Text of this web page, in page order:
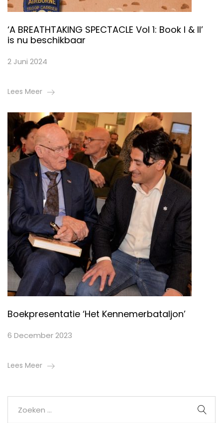
‘A BREATHTAKING SPECTACLE Vol 1: Book I & II’
is nu beschikbaar
2 Juni 2024
Lees Meer
Boekpresentatie ‘Het Kennemerbataljon’
6 December 2023
Lees Meer